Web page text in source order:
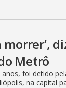
morrer’,
Metrô
anos, foi detido
na capital